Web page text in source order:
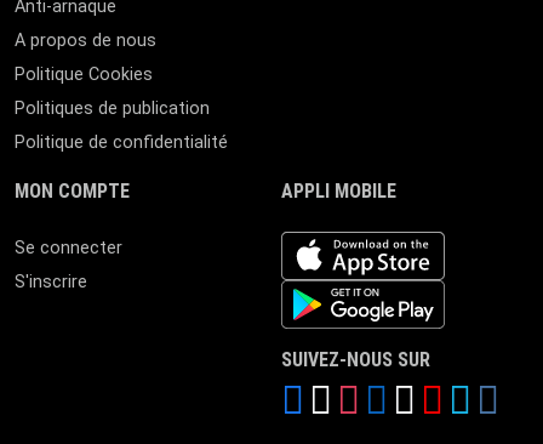
Anti-arnaque
A propos de nous
Politique Cookies
Politiques de publication
Politique de confidentialité
MON COMPTE
Se connecter
S'inscrire
APPLI MOBILE
iOS app
Android App
SUIVEZ-NOUS SUR